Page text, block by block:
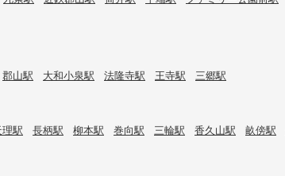
郡山駅 大和小泉駅 法隆寺駅 王寺駅 三郷駅
理駅 長柄駅 柳本駅 巻向駅 三輪駅 香久山駅 畝傍駅